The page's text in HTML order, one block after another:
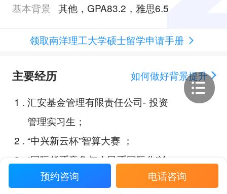
基本背景 其他，GPA83.2，雅思6.5
领取南洋理工大学硕士留学申请手册
主要经历
如何做好背景提升
1 . 汇安基金管理有限责任公司- 投资
管理实习生；
2 . “中兴新云杯”智算大赛 ；
3
“国际货币竞争与人民币国际化”论
文；预约咨询 电话咨询